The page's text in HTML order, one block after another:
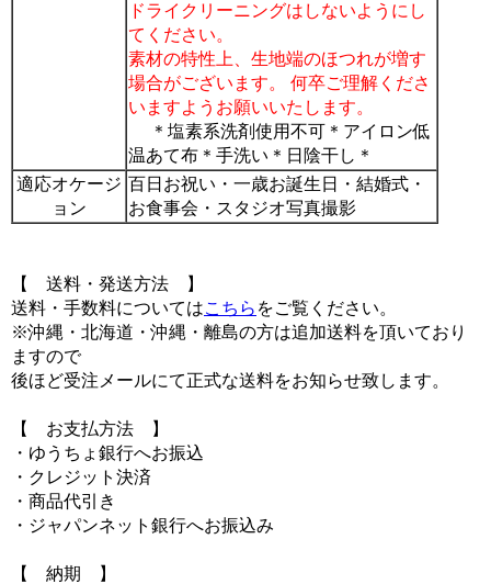
ドライクリーニングはしないようにし
てください。
素材の特性上、生地端のほつれが増す
場合がございます。 何卒ご理解くださ
いますようお願いいたします。
＊塩素系洗剤使用不可＊アイロン低
温あて布＊手洗い＊日陰干し＊
適応オケージ
ョン
百日お祝い・一歳お誕生日・結婚式・
お食事会・スタジオ写真撮影
【 送料・発送方法 】
送料・手数料についてはこちら をご覧ください。
※沖縄・北海道・沖縄・離島の方は追加送料を頂いており
ますので
後ほど受注メールにて正式な送料をお知らせ致します。
【 お支払方法 】
・ゆうちょ銀行へお振込
・クレジット決済
・商品代引き
・ジャパンネット銀行へお振込み
【 納期 】